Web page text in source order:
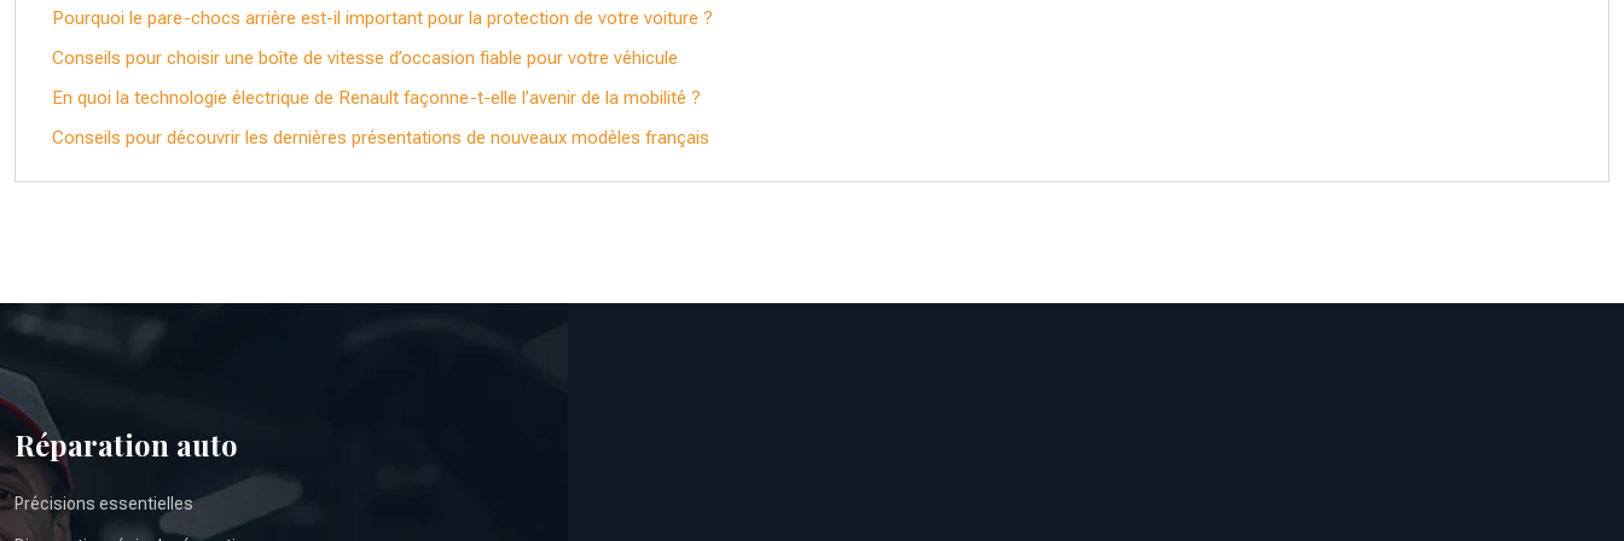
Pourquoi le pare-chocs arrière est-il important pour la protection de votre voiture ?
Conseils pour choisir une boîte de vitesse d’occasion fiable pour votre véhicule
En quoi la technologie électrique de Renault façonne-t-elle l’avenir de la mobilité ?
Conseils pour découvrir les dernières présentations de nouveaux modèles français
Réparation auto
Précisions essentielles